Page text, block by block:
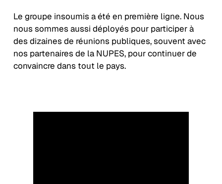
Le groupe insoumis a été en première ligne. Nous
nous sommes aussi déployés pour participer à
des dizaines de réunions publiques, souvent avec
nos partenaires de la NUPES, pour continuer de
convaincre dans tout le pays.